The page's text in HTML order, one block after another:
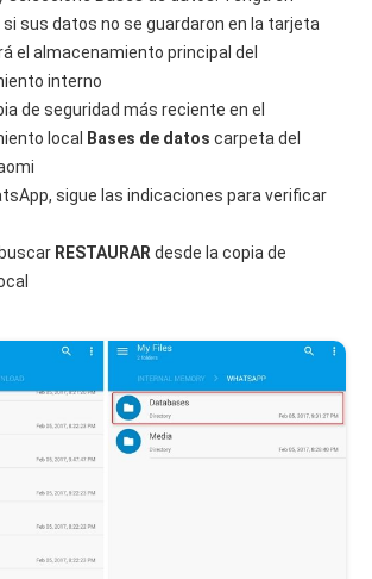
sus datos no se guardaron en la tarjeta
el almacenamiento principal del
interno
de seguridad más reciente en el
local
Bases de datos carpeta del
sigue las indicaciones para verificar
RESTAURAR desde la copia de